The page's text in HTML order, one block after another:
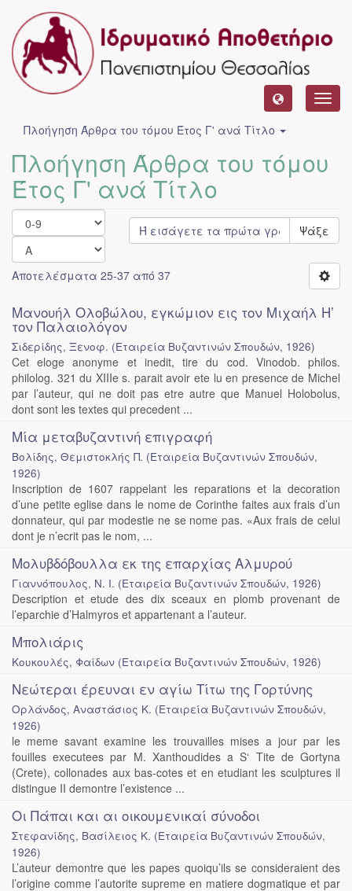
Πλοήγηση Άρθρα του τόμου Έτος Γ' ανά Τίτλο
Πλοήγηση Άρθρα του τόμου
Έτος Γ' ανά Τίτλο
Ψάξε
Αποτελέσματα 25-37 από 37
Μανουήλ Ολοβώλου, εγκώμιον εις τον Μιχαήλ Η’
τον Παλαιολόγον
Σιδερίδης, Ξενοφ. (Εταιρεία Βυζαντινών Σπουδών, 1926)
Cet eloge anonyme et inedit, tire du cod. Vinodob. philos.
philolog. 321 du XIIIe s. parait avoir ete lu en presence de Michel
par l’auteur, qui ne doit pas etre autre que Manuel Holobolus,
dont sont les textes qui precedent ...
Μία μεταβυζαντινή επιγραφή
Βολίδης, Θεμιστοκλής Π. (Εταιρεία Βυζαντινών Σπουδών,
1926)
Inscription de 1607 rappelant les reparations et la decoration
d’une petite eglise dans le nome de Corinthe faites aux frais d’un
donnateur, qui par modestie ne se nome pas. «Aux frais de celui
dont je n’ecrit pas le nom, ...
Μολυβδόβουλλα εκ της επαρχίας Αλμυρού
Γιαννόπουλος, Ν. Ι. (Εταιρεία Βυζαντινών Σπουδών, 1926)
Description et etude des dix sceaux en plomb provenant de
l’eparchie d’Halmyros et appartenant a l’auteur.
Μπολιάρις
Κουκουλές, Φαίδων (Εταιρεία Βυζαντινών Σπουδών, 1926)
Νεώτεραι έρευναι εν αγίω Τίτω της Γορτύνης
Ορλάνδος, Αναστάσιος Κ. (Εταιρεία Βυζαντινών Σπουδών,
1926)
le meme savant examine les trouvailles mises a jour par les
fouilles executees par M. Xanthoudides a S‘ Tite de Gortyna
(Crete), collonades aux bas-cotes et en etudiant les sculptures il
distingue II demontre l’existence ...
Οι Πάπαι και αι οικουμενικαί σύνοδοι
Στεφανίδης, Βασίλειος Κ. (Εταιρεία Βυζαντινών Σπουδών,
1926)
L’auteur demontre que les papes quoiqu’ils se consideraient des
l’origine comme l’autorite supreme en matiere dogmatique et par